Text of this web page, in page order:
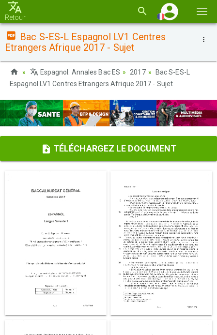
la
Retour
Bac S-ES-L Espagnol LV1 Centres
Etrangers Afrique 2017 - Sujet
Espagnol: Annales Bac ES 2017
Bac S-ES-L
Espagnol LV1 Centres Etrangers Afrique 2017 - Sujet
TÉLÉCHARGEZ LE DOCUMENT